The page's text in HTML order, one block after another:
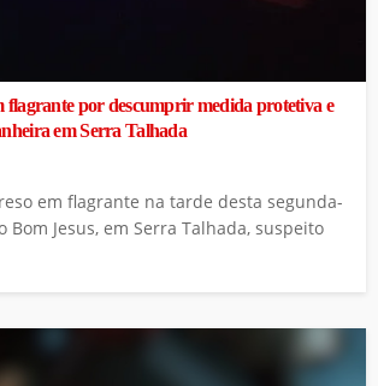
flagrante por descumprir medida protetiva e
em Serra Talhada
em flagrante na tarde desta segunda-
Bom Jesus, em Serra Talhada, suspeito